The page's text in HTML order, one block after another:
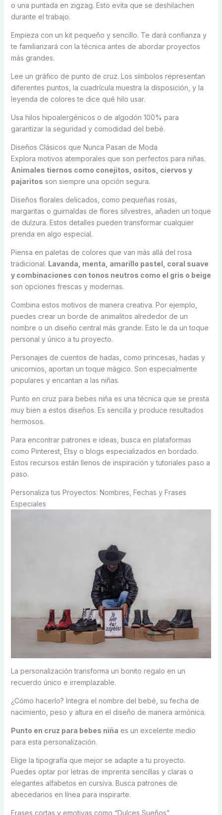
o una puntada en zigzag. Esto evita que se deshilachen
durante el trabajo.
Empieza con un kit pequeño y sencillo. Te dará confianza y
te familiarizará con la técnica antes de abordar proyectos
más grandes.
Lee un gráfico de punto de cruz. Los símbolos representan
diferentes puntos, la cuadrícula muestra la disposición, y la
leyenda de colores te dice qué hilo usar.
Usa hilos hipoalergénicos o de algodón 100% para
garantizar la seguridad y comodidad del bebé.
Diseños Clásicos que Nunca Pasan de Moda
Explora motivos atemporales que son perfectos para niñas.
Animales tiernos como conejitos, ositos, ciervos y
pajaritos son siempre una opción segura.
Diseños florales delicados, como pequeñas rosas,
margaritas o guirnaldas de flores silvestres, añaden un toque
de dulzura. Estos detalles pueden transformar cualquier
prenda en algo especial.
Piensa en paletas de colores que van más allá del rosa
tradicional. Lavanda, menta, amarillo pastel, coral suave
y combinaciones con tonos neutros como el gris o beige
son opciones frescas y modernas.
Combina estos motivos de manera creativa. Por ejemplo,
puedes crear un borde de animalitos alrededor de un
nombre o un diseño central más grande. Esto le da un toque
personal y único a tu proyecto.
Personajes de cuentos de hadas, como princesas, hadas y
unicornios, aportan un toque mágico. Son especialmente
populares y encantan a las niñas.
Punto en cruz para bebes niña es una técnica que se presta
muy bien a estos diseños. Es sencilla y produce resultados
hermosos.
Para encontrar patrones e ideas, busca en plataformas
como Pinterest, Etsy o blogs especializados en bordado.
Estos recursos están llenos de inspiración y tutoriales paso a
paso.
Personaliza tus Proyectos: Nombres, Fechas y Frases
Especiales
La personalización transforma un bonito regalo en un
recuerdo único e irremplazable.
¿Cómo hacerlo? Integra el nombre del bebé, su fecha de
nacimiento, peso y altura en el diseño de manera armónica.
Punto en cruz para bebes niña es un excelente medio
para esta personalización.
Elige la tipografía que mejor se adapte a tu proyecto.
Puedes optar por letras de imprenta sencillas y claras o
elegantes alfabetos en cursiva. Busca patrones de
abecedarios en línea para inspirarte.
Frases cortas y emotivas como “Dulces Sueños”,